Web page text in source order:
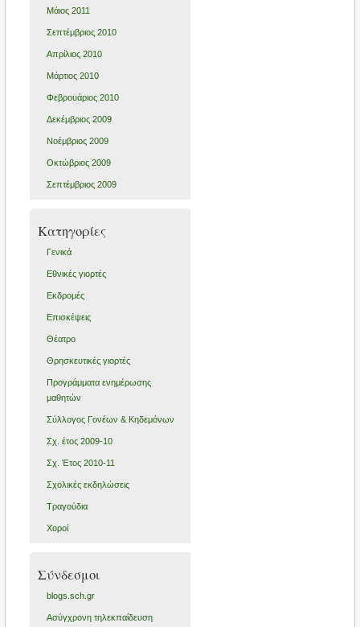
Μάιος 2011
Σεπτέμβριος 2010
Απρίλιος 2010
Μάρτιος 2010
Φεβρουάριος 2010
Δεκέμβριος 2009
Νοέμβριος 2009
Οκτώβριος 2009
Σεπτέμβριος 2009
Kατηγορίες
Γενικά
Εθνικές γιορτές
Εκδρομές
Επισκέψεις
Θέατρο
Θρησκευτικές γιορτές
Προγράμματα ενημέρωσης
μαθητών
Σύλλογος Γονέων & Κηδεμόνων
Σχ. έτος 2009-10
Σχ. Έτος 2010-11
Σχολικές εκδηλώσεις
Τραγούδια
Χοροί
Σύνδεσμοι
blogs.sch.gr
Ασύγχρονη τηλεκπαίδευση